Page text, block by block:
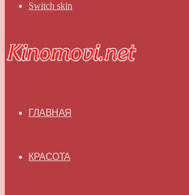
Switch skin
ГЛАВНАЯ
КРАСОТА